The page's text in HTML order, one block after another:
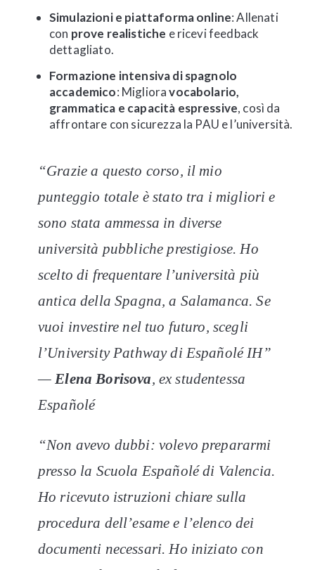
Simulazioni e piattaforma online: Allenati
con prove realistiche e ricevi feedback
dettagliato.
Formazione intensiva di spagnolo
accademico: Miglioravocabolario,
grammatica e capacità espressive, così da
affrontare con sicurezza la PAU e l’università.
“Grazie a questo corso, il mio
punteggio totale è stato tra i migliori e
sono stata ammessa in diverse
università pubbliche prestigiose. Ho
scelto di frequentare l’università più
antica della Spagna, a Salamanca. Se
vuoi investire nel tuo futuro, scegli
l’University Pathway di Españolé IH”
—Elena Borisova, ex studentessa
Españolé
“Non avevo dubbi: volevo prepararmi
presso la Scuola Españolé di Valencia.
Ho ricevuto istruzioni chiare sulla
procedura dell’esame e l’elenco dei
documenti necessari. Ho iniziato con